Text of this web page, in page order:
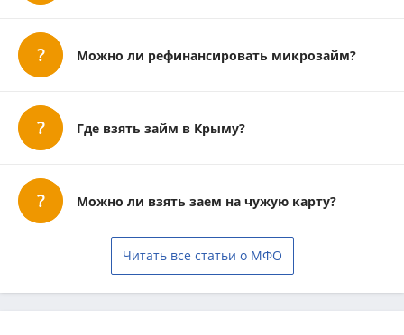
Можно ли рефинансировать микрозайм?
Где взять займ в Крыму?
Можно ли взять заем на чужую карту?
Читать все статьи о МФО